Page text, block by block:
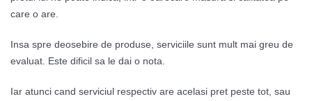
care o are.
Insa spre deosebire de produse, serviciile sunt mult mai greu de
evaluat. Este dificil sa le dai o nota.
Iar atunci cand serviciul respectiv are acelasi pret peste tot, sau